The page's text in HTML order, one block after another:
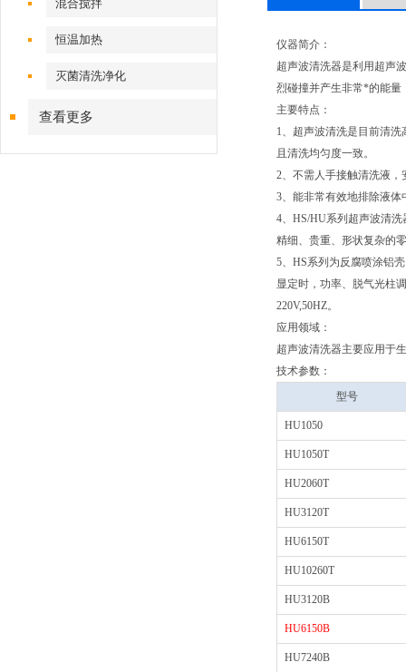
混合搅拌
恒温加热
灭菌清洗净化
查看更多
仪器简介：
超声波清洗器是利用超声
烈碰撞并产生非常*的能量
主要特点：
1、超声波清洗是目前清
且清洗均匀度一致。
2、不需人手接触清洗液
3、能非常有效地排除液
4、HS/HU系列超声波清
精细、贵重、形状复杂的
5、HS系列为反腐喷涂铝
显定时，功率、脱气光柱
220V,50HZ。
应用领域：
超声波清洗器主要应用于
技术参数：
型号
HU1050
HU1050T
HU2060T
HU3120T
HU6150T
HU10260T
HU3120B
HU6150B
HU7240B